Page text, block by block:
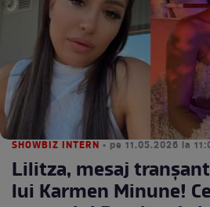
SHOWBIZ INTERN • pe 11.05.2026 la
Lilitza, mesaj
lui Karmen Minune!